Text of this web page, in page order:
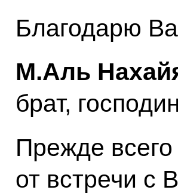
Благодарю
М.Аль
брат,
Прежде
от встречи с